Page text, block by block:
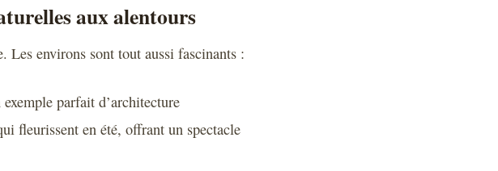
aux alentours
Les environs sont tout aussi fascinants :
parfait d’architecture
fleurissent en été, offrant un spectacle